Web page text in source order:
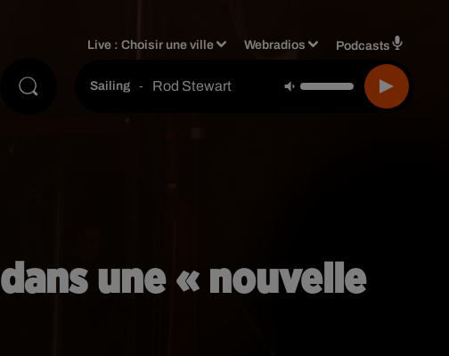
Live :Choisir une ville Webradios Podcasts
Sailing - Rod Stewart
une « nouvelle